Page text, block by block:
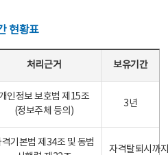
현황표
처리근거 보유기간
개인정보 보호법 제15조
(정보주체 등의)
3년
기본법 제34조 및 동법
자격탈퇴시까